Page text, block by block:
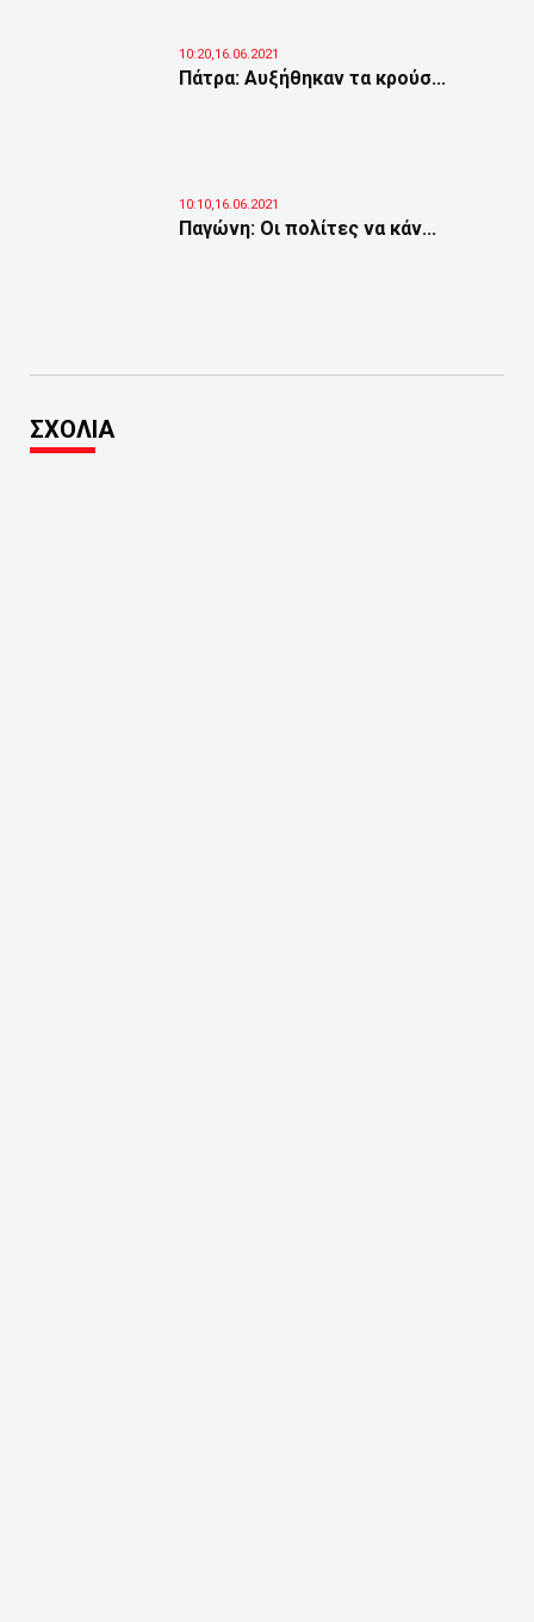
10:20,16.06.2021
Πάτρα: Αυξήθηκαν τα κρούσ...
10:10,16.06.2021
Παγώνη: Οι πολίτες να κάν...
ΣΧΟΛΙΑ